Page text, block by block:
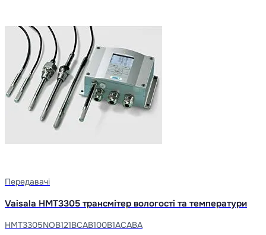
Передавачі
Vaisala HMT3305 трансмітер вологості та температури
HMT3305NOB121BCAB100B1ACABA